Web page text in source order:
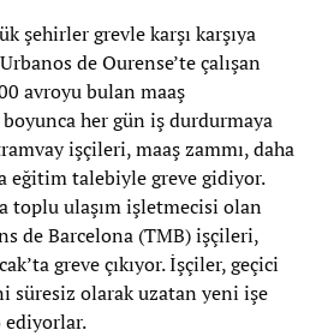
şehirler grevle karşı karşıya
de Ourense’te çalışan
avroyu bulan maaş
her gün iş durdurmaya
işçileri, maaş zammı, daha
eğitim talebiyle greve gidiyor.
toplu ulaşım işletmecisi olan
de Barcelona (TMB) işçileri,
greve çıkıyor. İşçiler, geçici
süresiz olarak uzatan yeni işe